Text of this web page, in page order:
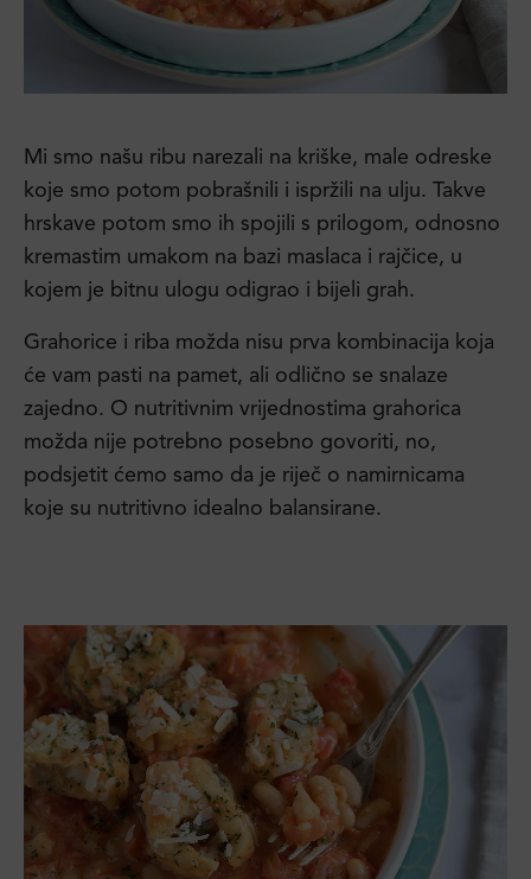
Mi smo našu ribu narezali na kriške, male odreske
koje smo potom pobrašnili i ispržili na ulju. Takve
hrskave potom smo ih spojili s prilogom, odnosno
kremastim umakom na bazi maslaca i rajčice, u
kojem je bitnu ulogu odigrao i bijeli grah.
Grahorice i riba možda nisu prva kombinacija koja
će vam pasti na pamet, ali odlično se snalaze
zajedno. O nutritivnim vrijednostima grahorica
možda nije potrebno posebno govoriti, no,
podsjetit ćemo samo da je riječ o namirnicama
koje su nutritivno idealno balansirane.